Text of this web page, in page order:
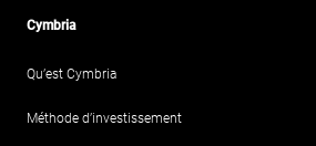
Cymbria
Qu’est Cymbria
Méthode d’investissement